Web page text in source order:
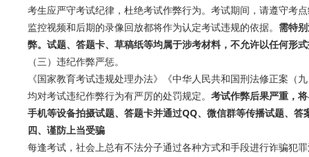
考生应严守考试纪律，杜绝考试作弊行为。考试期间，请遵守考
监控视频和后期的录像回放都将作为认定考试违规的依据。 需特
弊。试题、答题卡、草稿纸等均属于涉考材料，不允许以任何形
（三）违纪作弊严惩。
《国家教育考试违规处理办法》《中华人民共和国刑法修正案
均对考试违纪作弊行为有严厉的处罚规定。 考试作弊后果严重，
手机等设备拍摄试题、答题卡并通过QQ、微信群等传播试题、
四、谨防上当受骗
每逢考试，社会上总有不法分子通过各种方式和手段进行诈骗犯